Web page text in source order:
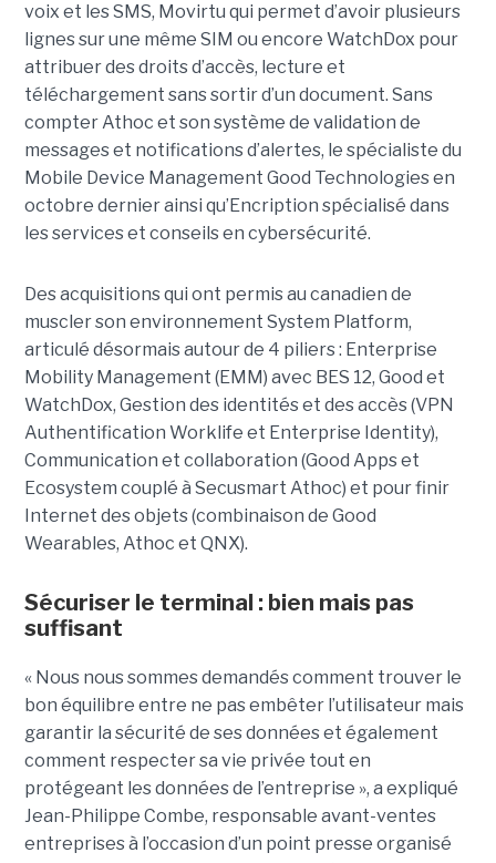
voix et les SMS, Movirtu qui permet d’avoir plusieurs
lignes sur une même SIM ou encore WatchDox pour
attribuer des droits d’accès, lecture et
téléchargement sans sortir d’un document. Sans
compter Athoc et son système de validation de
messages et notifications d’alertes, le spécialiste du
Mobile Device Management Good Technologies en
octobre dernier ainsi qu’Encription spécialisé dans
les services et conseils en cybersécurité.
Des acquisitions qui ont permis au canadien de
muscler son environnement System Platform,
articulé désormais autour de 4 piliers : Enterprise
Mobility Management (EMM) avec BES 12, Good et
WatchDox, Gestion des identités et des accès (VPN
Authentification Worklife et Enterprise Identity),
Communication et collaboration (Good Apps et
Ecosystem couplé à Secusmart Athoc) et pour finir
Internet des objets (combinaison de Good
Wearables, Athoc et QNX).
Sécuriser le terminal : bien mais pas
suffisant
« Nous nous sommes demandés comment trouver le
bon équilibre entre ne pas embêter l’utilisateur mais
garantir la sécurité de ses données et également
comment respecter sa vie privée tout en
protégeant les données de l’entreprise », a expliqué
Jean-Philippe Combe, responsable avant-ventes
entreprises à l’occasion d’un point presse organisé